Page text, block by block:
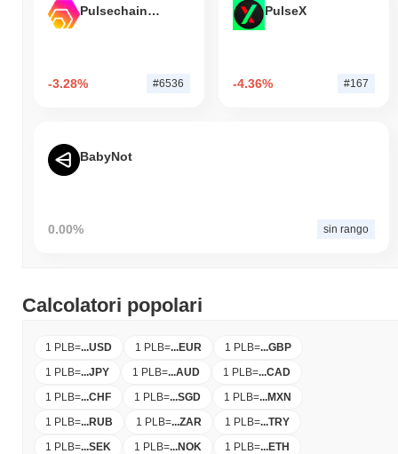
Pulsechain Bridged HEX (Pulsechain)
-3.28% #6536
PulseX
-4.36% #167
BabyNot
0.00% sin rango
Calcolatori popolari
1 PLB=...USD 1 PLB=...EUR 1 PLB=...GBP
1 PLB=...JPY 1 PLB=...AUD 1 PLB=...CAD
1 PLB=...CHF 1 PLB=...SGD 1 PLB=...MXN
1 PLB=...RUB 1 PLB=...ZAR 1 PLB=...TRY
1 PLB=...SEK 1 PLB=...NOK 1 PLB=...ETH